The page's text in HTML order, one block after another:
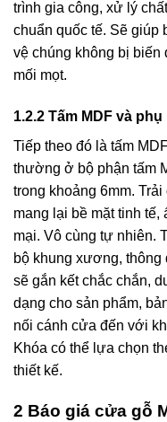
trình gia công, xử lý
chuẩn quốc tế. Sẽ giúp
vệ chúng không bị biến
mối mọt.
1.2.2 Tấm MDF và phụ
Tiếp theo đó là tấm
thường ở bộ phận tấm
trong khoảng 6mm.
mang lại bề mặt tinh
mại. Vô cùng tự nhiên.
bộ khung xương, thông
sẽ gắn kết chắc chắn,
dạng cho sản phẩm,
nối cánh cửa đến với
Khóa có thể lựa chọn
thiết kế.
2 Báo giá cửa gỗ